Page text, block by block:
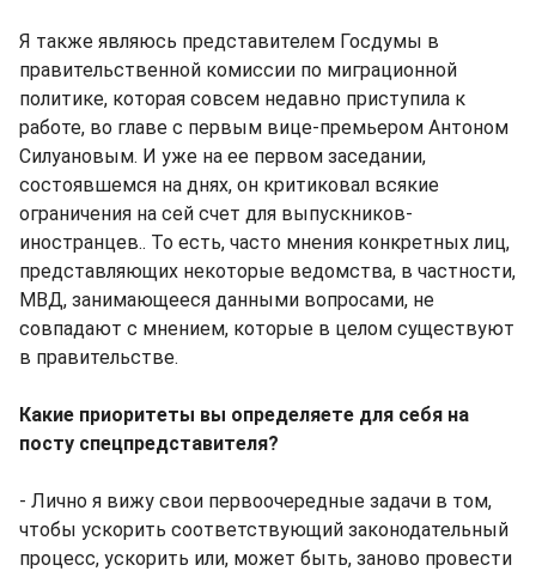
Я также являюсь представителем Госдумы в
правительственной комиссии по миграционной
политике, которая совсем недавно приступила к
работе, во главе с первым вице-премьером Антоном
Силуановым. И уже на ее первом заседании,
состоявшемся на днях, он критиковал всякие
ограничения на сей счет для выпускников-
иностранцев.. То есть, часто мнения конкретных лиц,
представляющих некоторые ведомства, в частности,
МВД, занимающееся данными вопросами, не
совпадают с мнением, которые в целом существуют
в правительстве.
Какие приоритеты вы определяете для себя на
посту спецпредставителя?
- Лично я вижу свои первоочередные задачи в том,
чтобы ускорить соответствующий законодательный
процесс, ускорить или, может быть, заново провести